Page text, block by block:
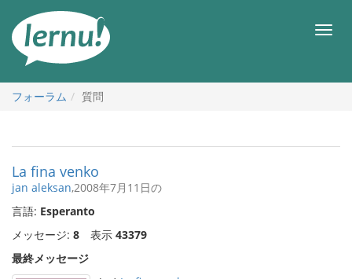
メ
フォーラム
質問
La fina venko
jan aleksan,2008年7月11日の
言語: Esperanto
メッセージ: 8 表示 43379
最終メッセージ